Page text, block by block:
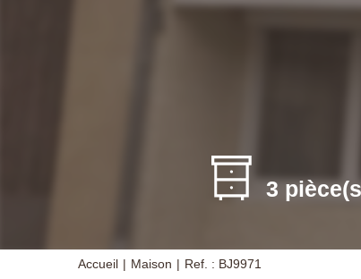
3
Accueil Maison Ref. : BJ9971